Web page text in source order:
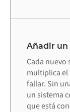
Añadir un
Cada
multiplica el
fallar. Sin
un sistema
que está